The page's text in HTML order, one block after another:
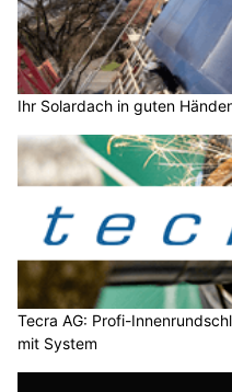
Ihr Solardach in guten
Tecra AG: Profi-
mit System